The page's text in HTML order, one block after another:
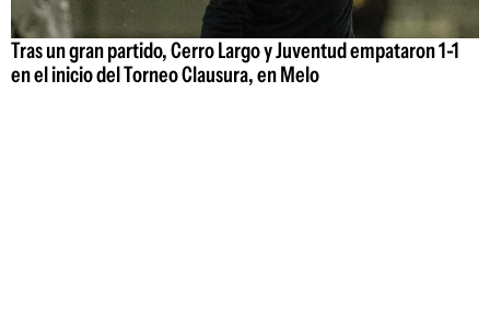
Tras un gran partido, Cerro Largo y Juventud empataron 1-1
en el inicio del Torneo Clausura, en Melo